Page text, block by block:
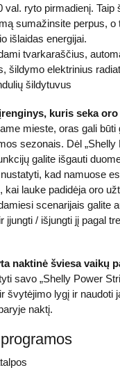
val. ryto pirmadienį. Taip
sumažinsite perpus, o
išlaidas energijai.
tvarkaraščius,
šildymo elektrinius
šildytuvus
kuris seka
mieste, oras gali būti
sezonais. Dėl „Shelly
galite išgauti
kad namuose
kai lauke padidėja oro
scenarijais galite
įjungti / išjungti jį pagal
naktinė šviesa vaikų
savo „Shelly Power
švytėjimo lygį ir naudoti
naktį.